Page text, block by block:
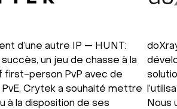
d’une autre IP — HUNT:
un jeu de chasse à la
first-person PvP avec de
Crytek a souhaité mettre
à la disposition de ses
Nous